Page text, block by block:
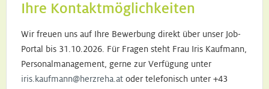
Ihre Kontaktmöglichkeiten
Wir freuen uns auf Ihre Bewerbung direkt über unser Job-
Portal bis 31.10.2026. Für Fragen steht Frau Iris Kaufmann,
Personalmanagement, gerne zur Verfügung unter
iris.kaufmann@herzreha.at oder telefonisch unter +43